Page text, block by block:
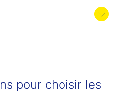
pour choisir les